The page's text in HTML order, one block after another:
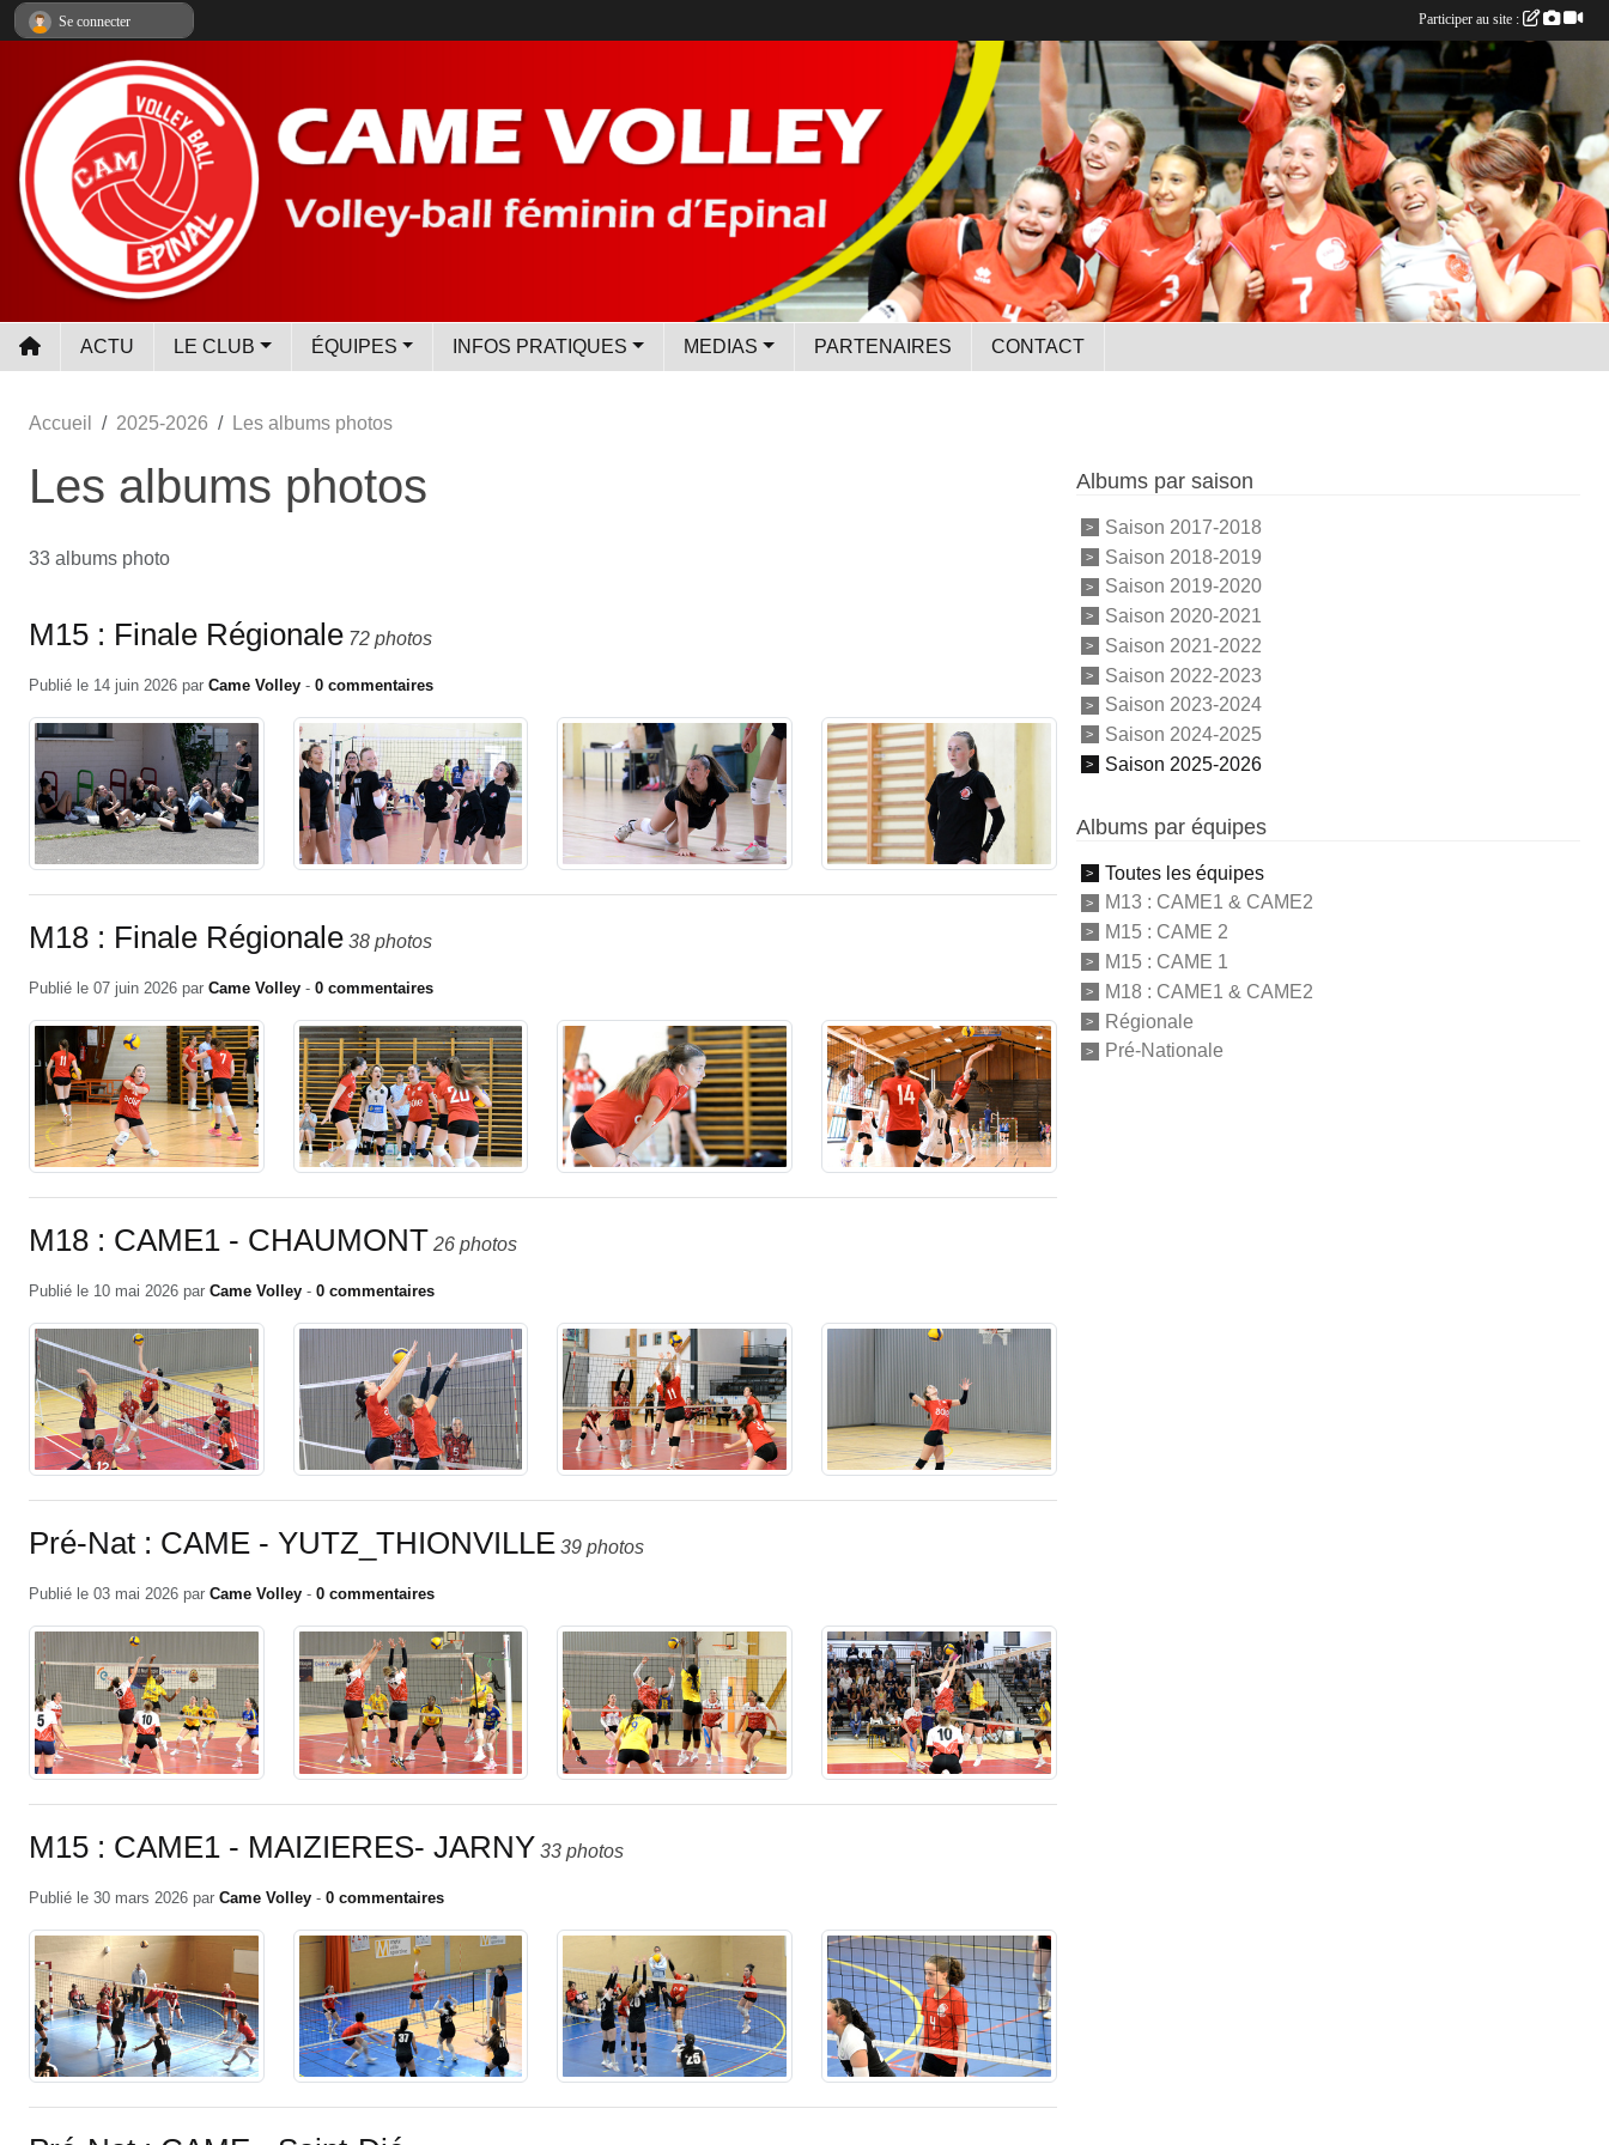
ACTU LE CLUB ÉQUIPES INFOS PRATIQUES MEDIAS PARTENAIRES CONTACT
Accueil 2025-2026 Les albums photos
Les albums photos
33 albums photo
M15 : Finale Régionale 72 photos
Publié le 14 juin 2026 par Came Volley - 0 commentaires
M18 : Finale Régionale 38 photos
Publié le 07 juin 2026 par Came Volley - 0 commentaires
M18 : CAME1 - CHAUMONT 26 photos
Publié le 10 mai 2026 par Came Volley - 0 commentaires
Pré-Nat : CAME - YUTZ_THIONVILLE 39 photos
Publié le 03 mai 2026 par Came Volley - 0 commentaires
M15 : CAME1 - MAIZIERES- JARNY 33 photos
Publié le 30 mars 2026 par Came Volley - 0 commentaires
Albums par saison
Saison 2017-2018
Saison 2018-2019
Saison 2019-2020
Saison 2020-2021
Saison 2021-2022
Saison 2022-2023
Saison 2023-2024
Saison 2024-2025
Saison 2025-2026
Albums par équipes
Toutes les équipes
M13 : CAME1 & CAME2
M15 : CAME 2
M15 : CAME 1
M18 : CAME1 & CAME2
Régionale
Pré-Nationale
Se connecter Participer au site :
Panneau de gestion des cookies